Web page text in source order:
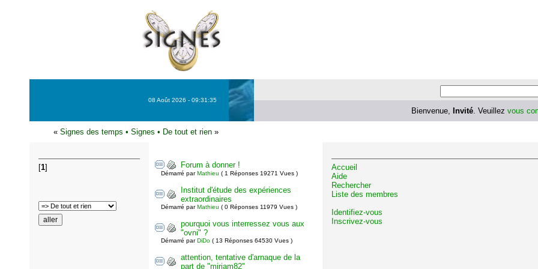
08 Août 2026 - 09:31:35
Bienvenue, Invité. Veuillez vous
« Signes des temps • Signes • De tout et rien »
[1] Forum à donner !
Démarré parMathieu ( 1 Réponses 19271 Vues )
Institut d'étude des expériences
extraordinaires
Démarré parMathieu ( 0 Réponses 11979 Vues )
pourquoi vous interressez vous aux
"ovni" ?
Démarré parDiDo ( 13 Réponses 64530 Vues )
attention, tentative d'arnaque de la
part de "miriam82"
Accueil
Aide
Rechercher
Liste des membres
Identifiez-vous
Inscrivez-vous